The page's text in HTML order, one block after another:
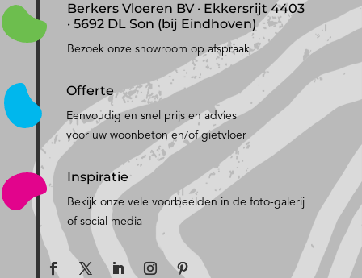
Berkers Vloeren BV · Ekkersrijt 4403
· 5692 DL Son (bij Eindhoven)
Bezoek onze showroom op afspraak
Offerte
Eenvoudig en snel prijs en advies
voor uw woonbeton en/of gietvloer
Inspiratie
Bekijk onze vele voorbeelden in de foto-galerij
of social media